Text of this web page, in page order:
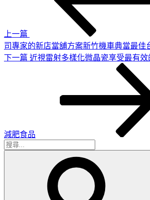
上一篇
司專家的新店當舖方案新竹機車典當最佳
下
下一篇 近視雷射多樣化微晶瓷享受最有
減肥食品
搜